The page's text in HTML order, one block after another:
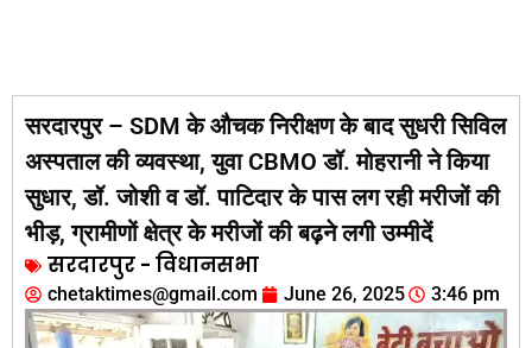
सरदारपुर – SDM के औचक निरीक्षण के बाद सुधरी सिविल
अस्पताल की व्यवस्था, युवा CBMO डॉ. मोहरानी ने किया
सुधार, डॉ. जोशी व डॉ. पाटिदार के पास लग रही मरीजों की
भीड़, ग्रामीणों क्षेत्र के मरीजों की बढ़ने लगी उम्मीदें
सरदारपुर - विधानसभा
chetaktimes@gmail.com June 26, 2025 3:46 pm